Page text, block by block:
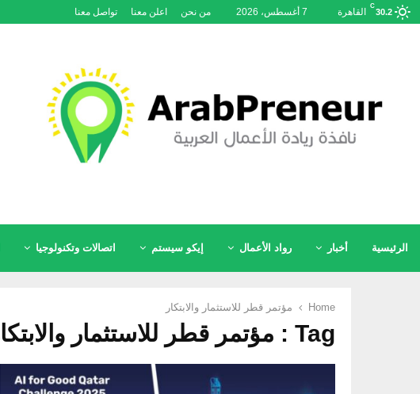
30.2
C
القاهرة 7 أغسطس، 2026 من نحن اعلن معنا تواصل معنا
الرئيسية أخبار رواد الأعمال إيكو سيستم اتصالات وتكنولوجيا
Home مؤتمر قطر للاستثمار والابتكار
Tag : مؤتمر قطر للاستثمار والابتكار